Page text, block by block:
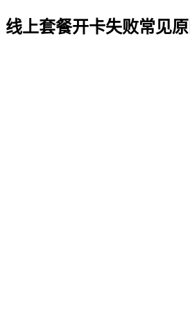
线上套餐开卡失败常见